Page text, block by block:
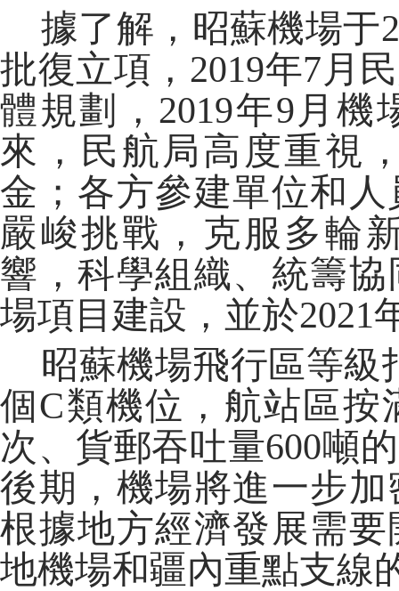
據了解，昭蘇機場于
批復立項，2019年7月
體規劃，2019年9月
來，民航局高度重視
金；各方參建單位和
嚴峻挑戰，克服多輪
響，科學組織、統籌
場項目建設，並於2021
昭蘇機場飛行區等級
個C類機位，航站區按
次、貨郵吞吐量600噸
後期，機場將進一步
根據地方經濟發展需
地機場和疆內重點支線